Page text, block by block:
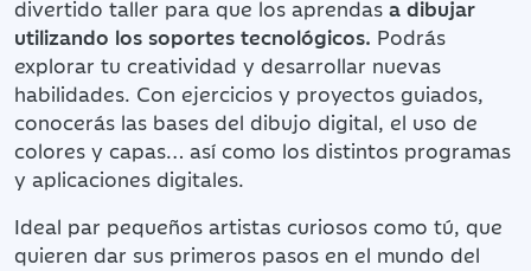
divertido taller para que los aprendas a dibujar
utilizando los soportes tecnológicos. Podrás
explorar tu creatividad y desarrollar nuevas
habilidades. Con ejercicios y proyectos guiados,
conocerás las bases del dibujo digital, el uso de
colores y capas… así como los distintos programas
y aplicaciones digitales.
Ideal par pequeños artistas curiosos como tú, que
quieren dar sus primeros pasos en el mundo del